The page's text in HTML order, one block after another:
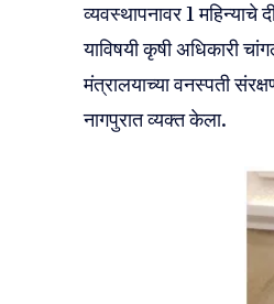
व्यवस्थापनावर 1 महिन्याचे
याविषयी कृषी अधिकारी
मंत्रालयाच्या वनस्पती
नागपुरात व्यक्त केला.